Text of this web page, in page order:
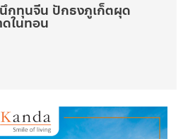
นึกทุนจีน ปักธงภูเก็ตผุด
ในทอน